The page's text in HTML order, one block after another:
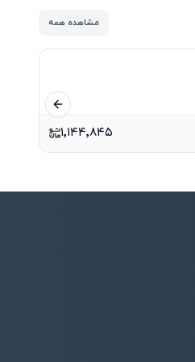
مشاهده همه
۱٬۱۴۴٬۸۴۵
اسلاید قبلی